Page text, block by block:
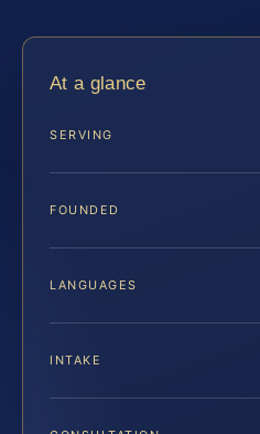
At a glance
SERVING
FOUNDED
LANGUAGES
INTAKE